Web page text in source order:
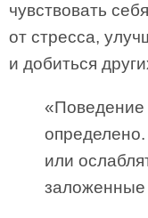
чувствовать
от стресса,
и добиться
«Поведение
или
заложенные